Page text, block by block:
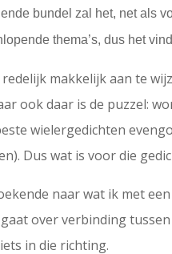
bundel zal het, net als
thema’s, dus het
redelijk makkelijk aan te
ook daar is de puzzel:
wielergedichten
Dus wat is voor die
naar wat ik met
over verbinding
in die richting.